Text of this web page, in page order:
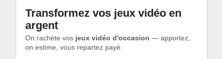
Transformez vos jeux vidéo en
argent
On rachète vos jeux vidéo d'occasion — apportez,
on estime, vous repartez payé.